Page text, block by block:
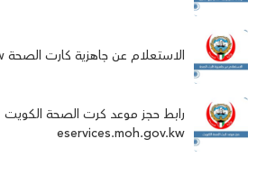
الاستعلام عن جاهزية كارت الصحة moh.gov.kw
رابط حجز موعد كرت الصحة الكويت
eservices.moh.gov.kw